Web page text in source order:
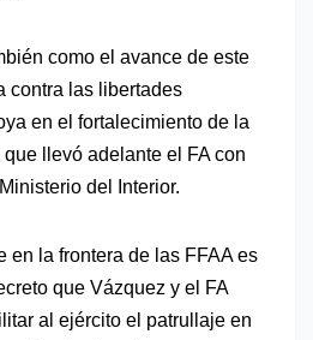
como el avance de este
contra las libertades
en el fortalecimiento de la
llevó adelante el FA con
del Interior.
en la frontera de las FFAA es
que Vázquez y el FA
al ejército el patrullaje en